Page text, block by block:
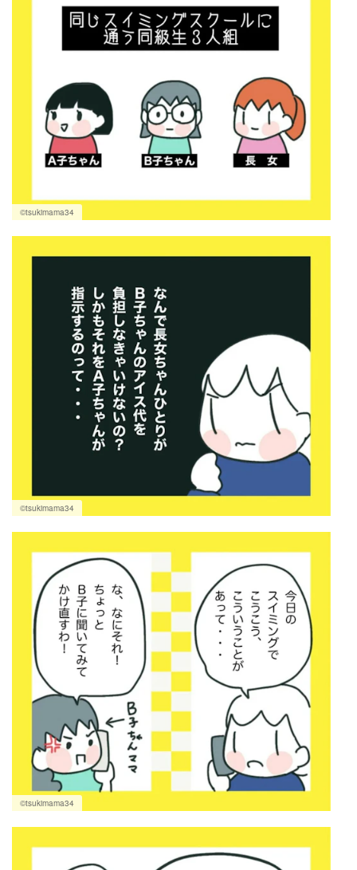
©tsukimama34
©tsukimama34
©tsukimama34